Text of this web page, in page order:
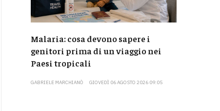
Malaria: cosa devono sapere i
genitori prima di un viaggio nei
Paesi tropicali
GABRIELE MARCHIANÒ GIOVEDÌ 06 AGOSTO 2026 09:05